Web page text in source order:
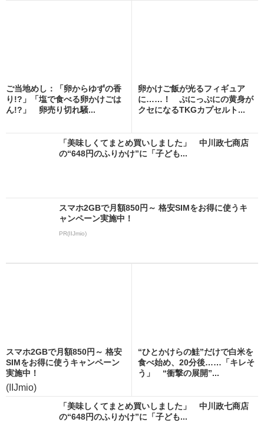
ご当地めし：「卵からゆずの香
り!?」「塩で食べる卵かけごは
ん!?」 卵売り切れ騒...
卵かけご飯が光るフィギュア
に……！ ぷにっぷにの黄身が
クセになるTKGカプセルト...
「美味しくてまとめ買いしました」 中川政七商店
の“648円のふりかけ”に「子ども...
スマホ2GBで月額850円～ 格安SIMをお得に使うキ
ャンペーン実施中！
PR(IIJmio)
スマホ2GBで月額850円～ 格安
SIMをお得に使うキャンペーン
実施中！
(IIJmio)
“ひとかけらの鮭”だけで白米を
食べ始め、20分後……「キレそ
う」 “衝撃の展開”...
「美味しくてまとめ買いしました」 中川政七商店
の“648円のふりかけ”に「子ども...